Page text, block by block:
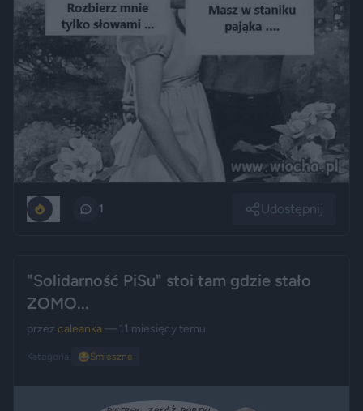
1 Udostępnij
"Solidarność PiSu" stoi tam gdzie stało
ZOMO...
przez caleanka — 11 miesięcy temu
Kategoria: 😂Śmieszne